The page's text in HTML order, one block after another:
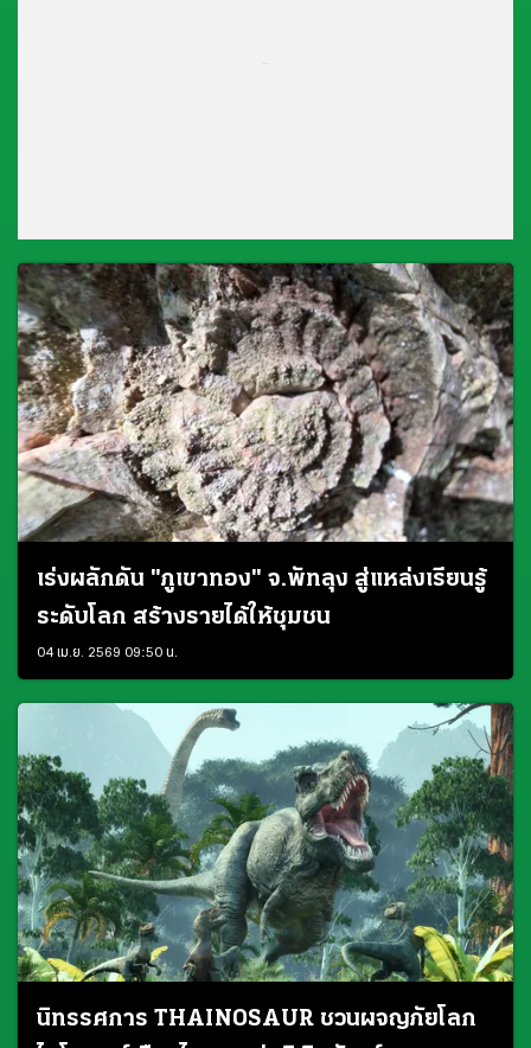
เร่งผลักดัน "ภูเขาทอง" จ.พัทลุง สู่แหล่งเรียนรู้
ระดับโลก สร้างรายได้ให้ชุมชน
04 เม.ย. 2569 09:50 น.
นิทรรศการ THAINOSAUR ชวนผจญภัยโลก